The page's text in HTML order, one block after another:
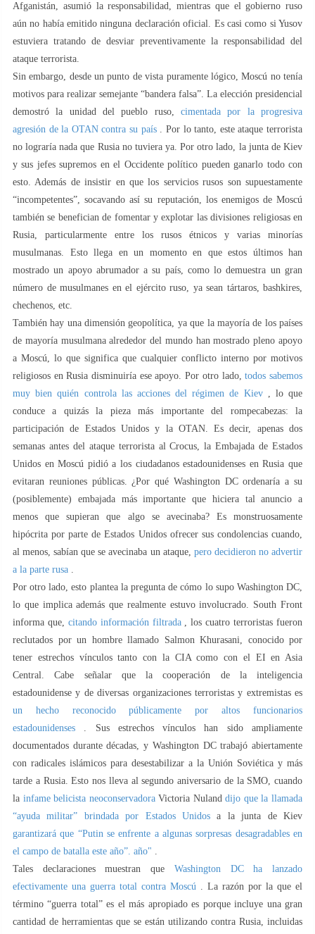
Afganistán, asumió la responsabilidad, mientras que el gobierno ruso
aún no había emitido ninguna declaración oficial. Es casi como si Yusov
estuviera tratando de desviar preventivamente la responsabilidad del
ataque terrorista.
Sin embargo, desde un punto de vista puramente lógico, Moscú no tenía
motivos para realizar semejante “bandera falsa”. La elección presidencial
demostró la unidad del pueblo ruso, cimentada por la progresiva
agresión de la OTAN contra su país. Por lo tanto, este ataque terrorista
no lograría nada que Rusia no tuviera ya. Por otro lado, la junta de Kiev
y sus jefes supremos en el Occidente político pueden ganarlo todo con
esto. Además de insistir en que los servicios rusos son supuestamente
“incompetentes”, socavando así su reputación, los enemigos de Moscú
también se benefician de fomentar y explotar las divisiones religiosas en
Rusia, particularmente entre los rusos étnicos y varias minorías
musulmanas. Esto llega en un momento en que estos últimos han
mostrado un apoyo abrumador a su país, como lo demuestra un gran
número de musulmanes en el ejército ruso, ya sean tártaros, bashkires,
chechenos, etc.
También hay una dimensión geopolítica, ya que la mayoría de los países
de mayoría musulmana alrededor del mundo han mostrado pleno apoyo
a Moscú, lo que significa que cualquier conflicto interno por motivos
religiosos en Rusia disminuiría ese apoyo. Por otro lado,todos sabemos
muy bien quién controla las acciones del régimen de Kiev, lo que
conduce a quizás la pieza más importante del rompecabezas: la
participación de Estados Unidos y la OTAN. Es decir, apenas dos
semanas antes del ataque terrorista al Crocus, la Embajada de Estados
Unidos en Moscú pidió a los ciudadanos estadounidenses en Rusia que
evitaran reuniones públicas. ¿Por qué Washington DC ordenaría a su
(posiblemente) embajada más importante que hiciera tal anuncio a
menos que supieran que algo se avecinaba? Es monstruosamente
hipócrita por parte de Estados Unidos ofrecer sus condolencias cuando,
al menos, sabían que se avecinaba un ataque, pero decidieron no advertir
a la parte rusa .
Por otro lado, esto plantea la pregunta de cómo lo supo Washington DC,
lo que implica además que realmente estuvo involucrado. South Front
informa que, citando información filtrada, los cuatro terroristas fueron
reclutados por un hombre llamado Salmon Khurasani, conocido por
tener estrechos vínculos tanto con la CIA como con el EI en Asia
Central. Cabe señalar que la cooperación de la inteligencia
estadounidense y de diversas organizaciones terroristas y extremistas es
un hecho reconocido públicamente por altos funcionarios
estadounidenses . Sus estrechos vínculos han sido ampliamente
documentados durante décadas, y Washington DC trabajó abiertamente
con radicales islámicos para desestabilizar a la Unión Soviética y más
tarde a Rusia. Esto nos lleva al segundo aniversario de la SMO, cuando
la infame belicista neoconservadoraVictoria Nulanddijo que la llamada
“ayuda militar” brindada por Estados Unidos a la junta de Kiev
garantizará que “Putin se enfrente a algunas sorpresas desagradables en
el campo de batalla este año”. año" .
Tales declaraciones muestran que Washington DC ha lanzado
efectivamente una guerra total contra Moscú . La razón por la que el
término “guerra total” es el más apropiado es porque incluye una gran
cantidad de herramientas que se están utilizando contra Rusia, incluidas